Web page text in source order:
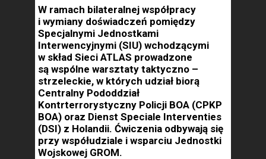
W ramach bilateralnej współpracy
i wymiany doświadczeń pomiędzy
Specjalnymi Jednostkami
Interwencyjnymi (SIU) wchodzącymi
w skład Sieci ATLAS prowadzone
są wspólne warsztaty taktyczno –
strzeleckie, w których udział biorą
Centralny Pododdział
Kontrterrorystyczny Policji BOA (CPKP
BOA) oraz Dienst Speciale Interventies
(DSI) z Holandii. Ćwiczenia odbywają się
przy współudziale i wsparciu Jednostki
Wojskowej GROM.